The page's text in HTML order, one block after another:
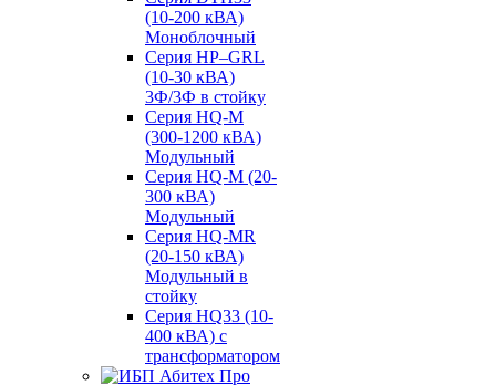
(10-200 кВА)
Моноблочный
Серия HP–GRL
(10-30 кВА)
3Ф/3Ф в стойку
Серия HQ-M
(300-1200 кВА)
Модульный
Серия HQ-M (20-
300 кВА)
Модульный
Серия HQ-MR
(20-150 кВА)
Модульный в
стойку
Серия HQ33 (10-
400 кВА) с
трансформатором